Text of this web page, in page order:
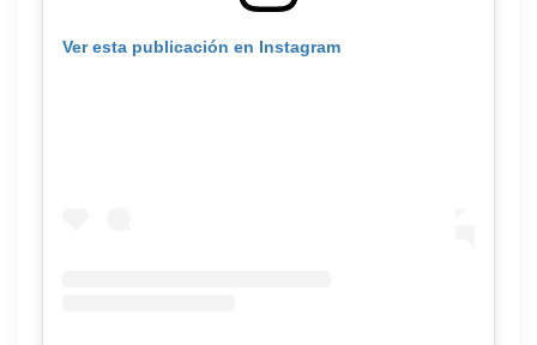
Ver esta publicación en Instagram